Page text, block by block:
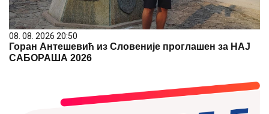
08. 08. 2026 20:50
Горан Антешевић из Словеније проглашен за НАЈ
САБОРАША 2026